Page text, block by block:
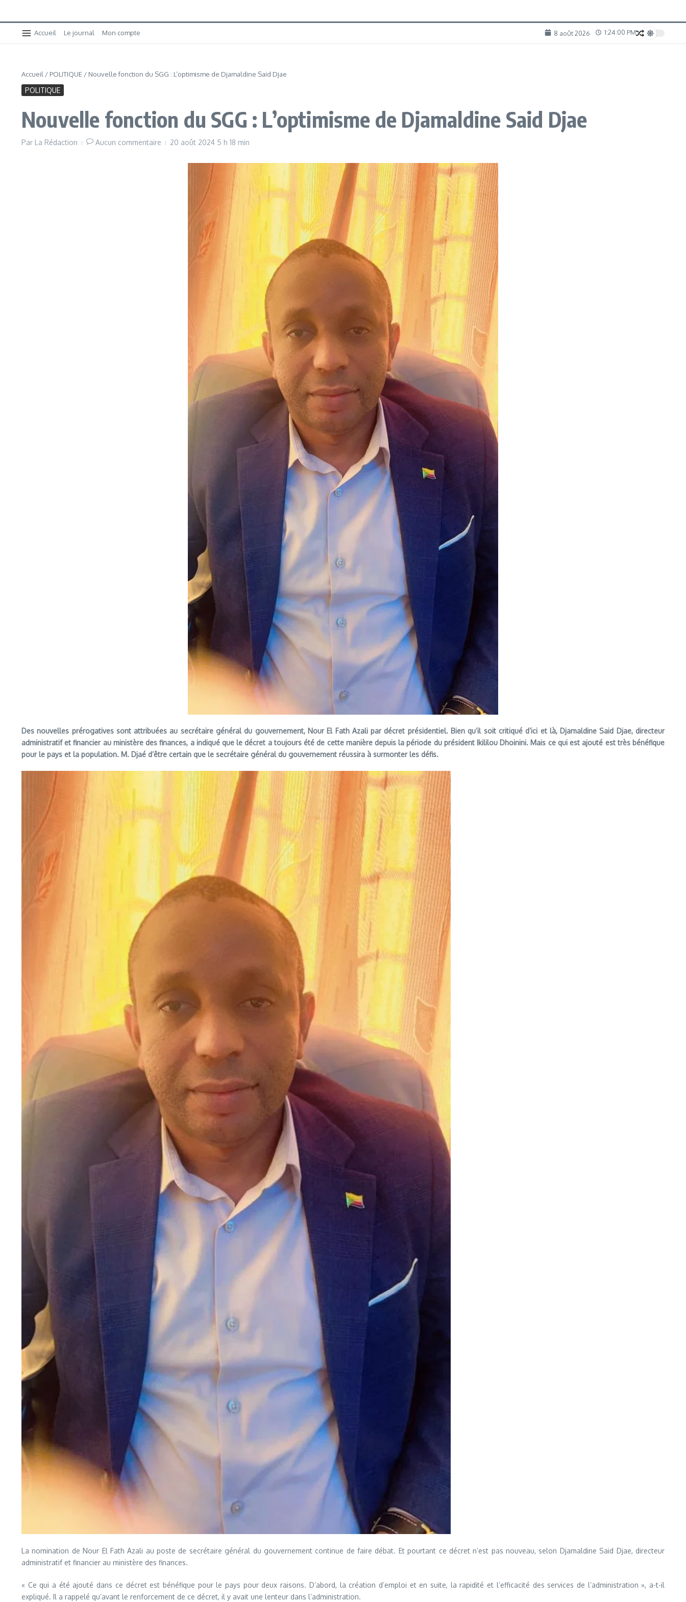
Accueil Le journal Mon compte 8 août 2026 1:24:02 PM
Accueil / POLITIQUE / Nouvelle fonction du SGG : L’optimisme de Djamaldine Said Djae
POLITIQUE
Nouvelle fonction du SGG : L’optimisme de Djamaldine Said Djae
Par La Rédaction Aucun commentaire 20 août 2024 5 h 18 min
Des nouvelles prérogatives sont attribuées au secrétaire général du gouvernement, Nour El Fath Azali par décret présidentiel. Bien qu’il soit critiqué d’ici et là, Djamaldine Said Djae, directeur
administratif et financier au ministère des finances, a indiqué que le décret a toujours été de cette manière depuis la période du président Ikililou Dhoinini. Mais ce qui est ajouté est très bénéfique
pour le pays et la population. M. Djaé d’être certain que le secrétaire général du gouvernement réussira à surmonter les défis.
La nomination de Nour El Fath Azali au poste de secrétaire général du gouvernement continue de faire débat. Et pourtant ce décret n’est pas nouveau, selon Djamaldine Said Djae, directeur
administratif et financier au ministère des finances.
« Ce qui a été ajouté dans ce décret est bénéfique pour le pays pour deux raisons. D’abord, la création d’emploi et en suite, la rapidité et l’efficacité des services de l’administration », a-t-il
expliqué. Il a rappelé qu’avant le renforcement de ce décret, il y avait une lenteur dans l’administration.